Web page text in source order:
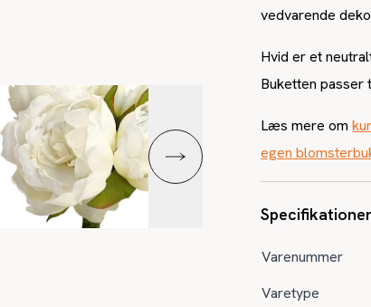
vedvarende
Hvid er et
Buketten passer
Læs mere om
egen
Varenummer
Varetype